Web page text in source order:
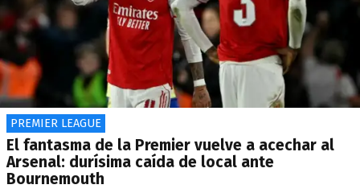
PREMIER LEAGUE
El fantasma de la Premier vuelve a acechar al
Arsenal: durísima caída de local ante
Bournemouth